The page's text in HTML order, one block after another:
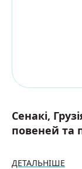
Сенакі,
повеней та
ДЕТАЛЬНІШЕ